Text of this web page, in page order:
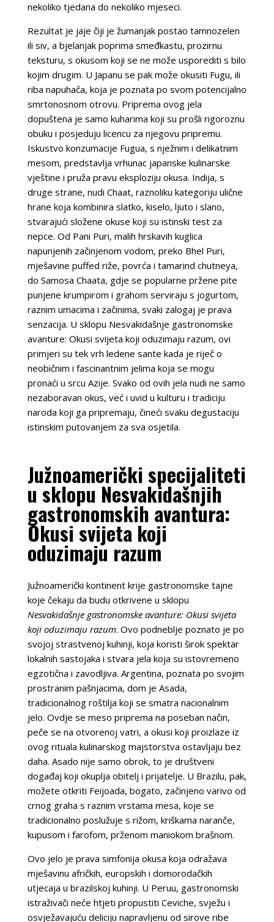
nekoliko tjedana do nekoliko mjeseci.
Rezultat je jaje čiji je žumanjak postao tamnozelen
ili siv, a bjelanjak poprima smeđkastu, prozirnu
teksturu, s okusom koji se ne može usporediti s bilo
kojim drugim. U Japanu se pak može okusiti Fugu, ili
riba napuhača, koja je poznata po svom potencijalno
smrtonosnom otrovu. Priprema ovog jela
dopuštena je samo kuharima koji su prošli rigoroznu
obuku i posjeduju licencu za njegovu pripremu.
Iskustvo konzumacije Fugua, s nježnim i delikatnim
mesom, predstavlja vrhunac japanske kulinarske
vještine i pruža pravu eksploziju okusa. Indija, s
druge strane, nudi Chaat, raznoliku kategoriju ulične
hrane koja kombinira slatko, kiselo, ljuto i slano,
stvarajući složene okuse koji su istinski test za
nepce. Od Pani Puri, malih hrskavih kuglica
napunjenih začinjenom vodom, preko Bhel Puri,
mješavine puffed riže, povrća i tamarind chutneya,
do Samosa Chaata, gdje se popularne pržene pite
punjene krumpirom i grahom serviraju s jogurtom,
raznim umacima i začinima, svaki zalogaj je prava
senzacija. U sklopu Nesvakidašnje gastronomske
avanture: Okusi svijeta koji oduzimaju razum, ovi
primjeri su tek vrh ledene sante kada je riječ o
neobičnim i fascinantnim jelima koja se mogu
pronaći u srcu Azije. Svako od ovih jela nudi ne samo
nezaboravan okus, već i uvid u kulturu i tradiciju
naroda koji ga pripremaju, čineći svaku degustaciju
istinskim putovanjem za sva osjetila.
Južnoamerički specijaliteti
u sklopu Nesvakidašnjih
gastronomskih avantura:
Okusi svijeta koji
oduzimaju razum
Južnoamerički kontinent krije gastronomske tajne
koje čekaju da budu otkrivene u sklopu
Nesvakidašnje gastronomske avanture: Okusi svijeta
koji oduzimaju razum. Ovo podneblje poznato je po
svojoj strastvenoj kuhinji, koja koristi širok spektar
lokalnih sastojaka i stvara jela koja su istovremeno
egzotična i zavodljiva. Argentina, poznata po svojim
prostranim pašnjacima, dom je Asada,
tradicionalnog roštilja koji se smatra nacionalnim
jelo. Ovdje se meso priprema na poseban način,
peče se na otvorenoj vatri, a okusi koji proizlaze iz
ovog rituala kulinarskog majstorstva ostavljaju bez
daha. Asado nije samo obrok, to je društveni
događaj koji okuplja obitelj i prijatelje. U Brazilu, pak,
možete otkriti Feijoada, bogato, začinjeno varivo od
crnog graha s raznim vrstama mesa, koje se
tradicionalno poslužuje s rižom, kriškama naranče,
kupusom i farofom, prženom maniokom brašnom.
Ovo jelo je prava simfonija okusa koja odražava
mješavinu afričkih, europskih i domorodačkih
utjecaja u brazilskoj kuhinji. U Peruu, gastronomski
istraživači neće htjeti propustiti Ceviche, svježu i
osvježavajuću deliciju napravljenu od sirove ribe